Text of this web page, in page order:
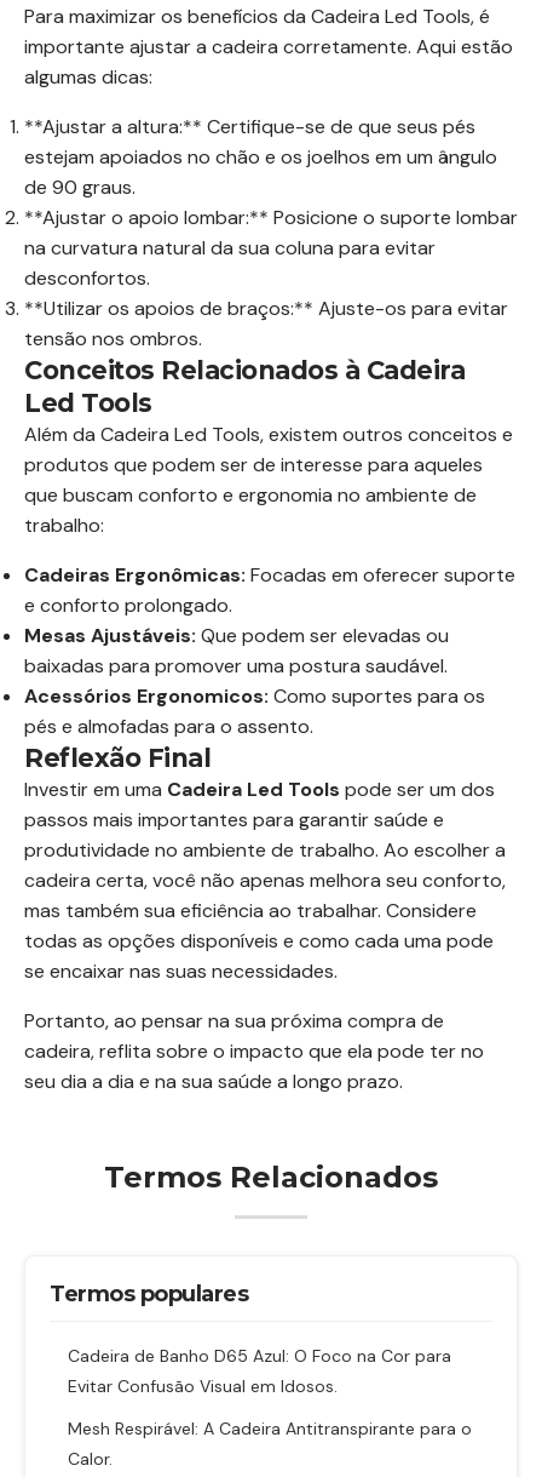
Para maximizar os benefícios da Cadeira Led Tools, é
importante ajustar a cadeira corretamente. Aqui estão
algumas dicas:
**Ajustar a altura:** Certifique-se de que seus pés
estejam apoiados no chão e os joelhos em um ângulo
de 90 graus.
**Ajustar o apoio lombar:** Posicione o suporte lombar
na curvatura natural da sua coluna para evitar
desconfortos.
**Utilizar os apoios de braços:** Ajuste-os para evitar
tensão nos ombros.
Conceitos Relacionados à Cadeira
Led Tools
Além da Cadeira Led Tools, existem outros conceitos e
produtos que podem ser de interesse para aqueles
que buscam conforto e ergonomia no ambiente de
trabalho:
Cadeiras Ergonômicas: Focadas em oferecer suporte
e conforto prolongado.
Mesas Ajustáveis: Que podem ser elevadas ou
baixadas para promover uma postura saudável.
Acessórios Ergonomicos: Como suportes para os
pés e almofadas para o assento.
Reflexão Final
Investir em uma Cadeira Led Tools pode ser um dos
passos mais importantes para garantir saúde e
produtividade no ambiente de trabalho. Ao escolher a
cadeira certa, você não apenas melhora seu conforto,
mas também sua eficiência ao trabalhar. Considere
todas as opções disponíveis e como cada uma pode
se encaixar nas suas necessidades.
Portanto, ao pensar na sua próxima compra de
cadeira, reflita sobre o impacto que ela pode ter no
seu dia a dia e na sua saúde a longo prazo.
Termos Relacionados
Termos populares
Cadeira de Banho D65 Azul: O Foco na Cor para
Evitar Confusão Visual em Idosos.
Mesh Respirável: A Cadeira Antitranspirante para o
Calor.